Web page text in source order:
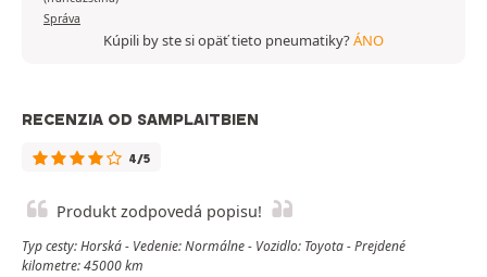
Správa
Kúpili by ste si opäť tieto pneumatiky?ÁNO
RECENZIA OD SAMPLAITBIEN
4/5
Produkt zodpovedá popisu!
Typ cesty: Horská - Vedenie: Normálne - Vozidlo: Toyota - Prejdené
kilometre: 45000 km